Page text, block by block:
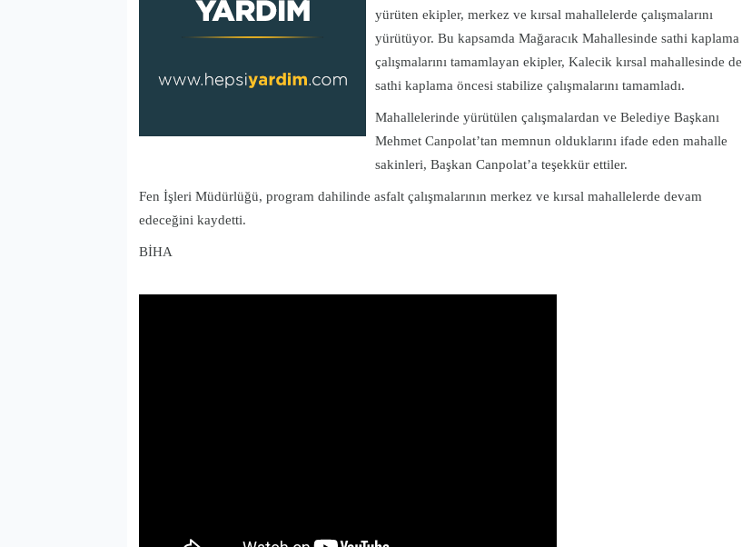
yürüten ekipler, merkez ve kırsal mahallelerde çalışmalarını
yürütüyor. Bu kapsamda Mağaracık Mahallesinde sathi kaplama
çalışmalarını tamamlayan ekipler, Kalecik kırsal mahallesinde de
sathi kaplama öncesi stabilize çalışmalarını tamamladı.
Mahallelerinde yürütülen çalışmalardan ve Belediye Başkanı
Mehmet Canpolat’tan memnun olduklarını ifade eden mahalle
sakinleri, Başkan Canpolat’a teşekkür ettiler.
Fen İşleri Müdürlüğü, program dahilinde asfalt çalışmalarının merkez ve kırsal mahallelerde devam
edeceğini kaydetti.
BİHA